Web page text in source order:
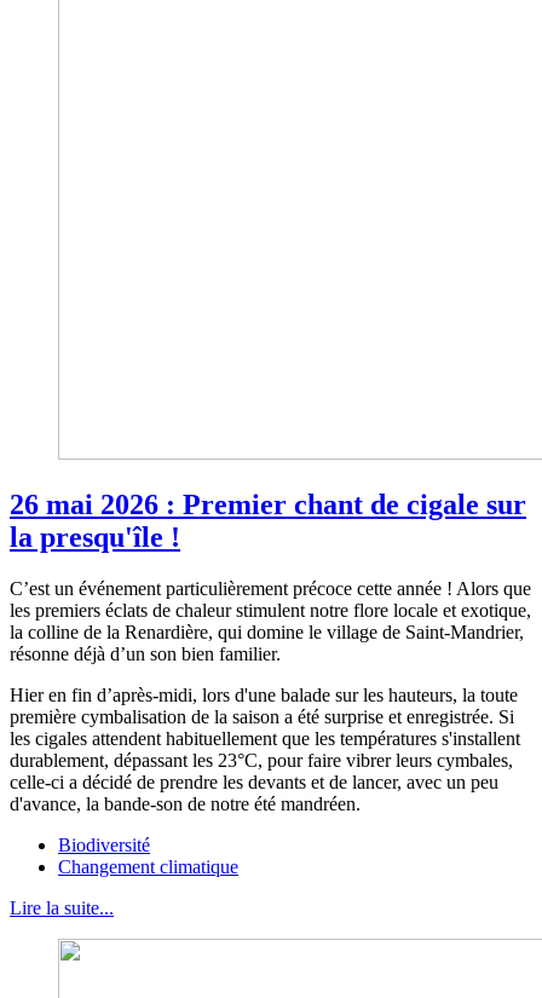
26 mai 2026 : Premier chant de cigale sur
la presqu'île !
C’est un événement particulièrement précoce cette année ! Alors que
les premiers éclats de chaleur stimulent notre flore locale et exotique,
la colline de la Renardière, qui domine le village de Saint-Mandrier,
résonne déjà d’un son bien familier.
Hier en fin d’après-midi, lors d'une balade sur les hauteurs, la toute
première cymbalisation de la saison a été surprise et enregistrée. Si
les cigales attendent habituellement que les températures s'installent
durablement, dépassant les 23°C, pour faire vibrer leurs cymbales,
celle-ci a décidé de prendre les devants et de lancer, avec un peu
d'avance, la bande-son de notre été mandréen.
Biodiversité
Changement climatique
Lire la suite...